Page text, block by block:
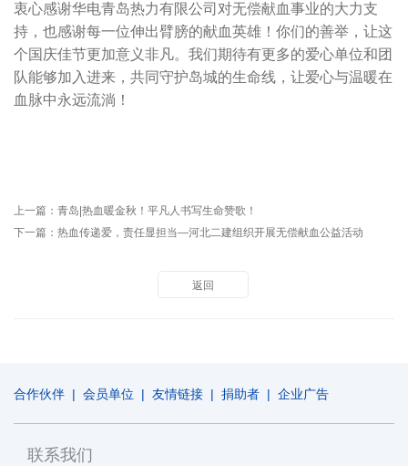
衷心感谢华电青岛热力有限公司对无偿献血事业的大力支
持，也感谢每一位伸出臂膀的献血英雄！你们的善举，让这
个国庆佳节更加意义非凡。我们期待有更多的爱心单位和团
队能够加入进来，共同守护岛城的生命线，让爱心与温暖在
血脉中永远流淌！
上一篇： 青岛|热血暖金秋！平凡人书写生命赞歌！
下一篇： 热血传递爱，责任显担当—河北二建组织开展无偿献血公益活动
返回
合作伙伴 | 会员单位 | 友情链接 | 捐助者 | 企业广告
联系我们